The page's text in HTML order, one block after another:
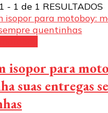
- 1 de 1 RESULTADOS
isopor para
suas entregas